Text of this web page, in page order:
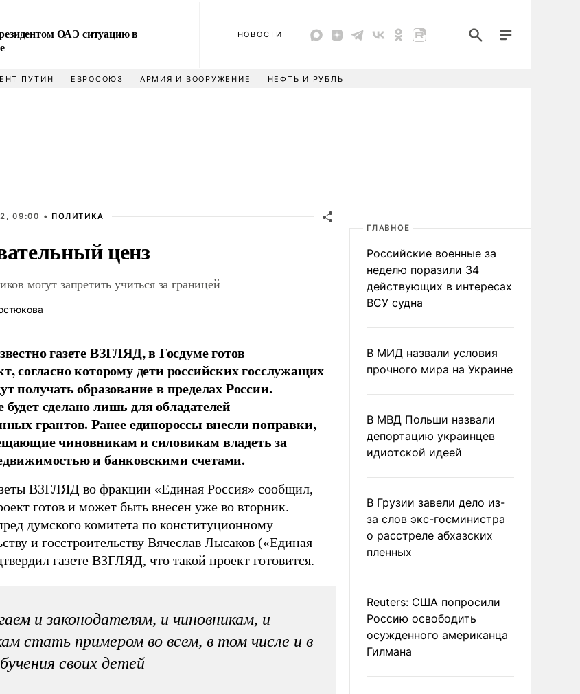
ОАЭ ситуацию в
НОВОСТИ
ПУТИН ЕВРОСОЮЗ АРМИЯ И ВООРУЖЕНИЕ НЕФТЬ И РУБЛЬ
09:00 • ПОЛИТИКА
ценз
могут запретить учиться за границей
газете ВЗГЛЯД, в Госдуме готов
согласно которому дети российских госслужащих
получать образование в пределах России.
сделано лишь для обладателей
грантов. Ранее единороссы внесли поправки,
чиновникам и силовикам владеть за
и банковскими счетами.
ВЗГЛЯД во фракции «Единая Россия» сообщил,
готов и может быть внесен уже во вторник.
думского комитета по конституционному
и госстроительству Вячеслав Лысаков («Единая
газете ВЗГЛЯД, что такой проект готовится.
и законодателям, и чиновникам, и
стать примером во всем, в том числе и в
своих детей
ГЛАВНОЕ
Российские военные за
неделю поразили 34
действующих в интересах
ВСУ судна
В МИД назвали условия
прочного мира на Украине
В МВД Польши назвали
депортацию украинцев
идиотской идеей
В Грузии завели дело из-
за слов экс-госминистра
о расстреле абхазских
пленных
Reuters: США попросили
Россию освободить
осужденного американца
Гилмана